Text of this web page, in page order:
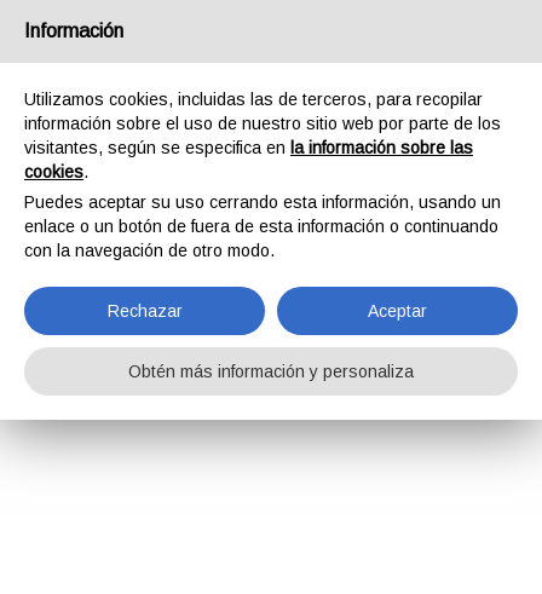
Información
Utilizamos cookies, incluidas las de terceros, para recopilar
información sobre el uso de nuestro sitio web por parte de los
visitantes, según se especifica en la información sobre las
cookies.
Puedes aceptar su uso cerrando esta información, usando un
enlace o un botón de fuera de esta información o continuando
con la navegación de otro modo.
Rechazar Aceptar
Obtén más información y personaliza